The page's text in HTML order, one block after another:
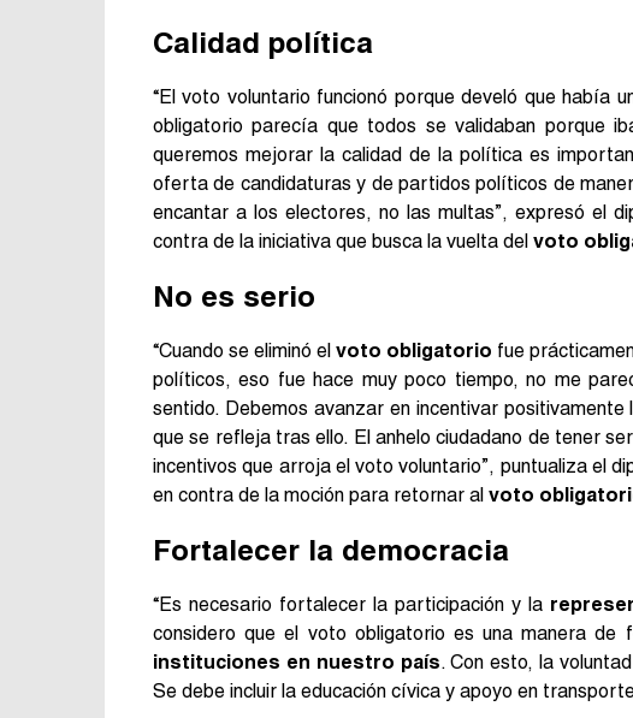
Calidad política
“El voto voluntario funcionó porque develó que había
obligatorio parecía que todos se validaban porque
queremos mejorar la calidad de la política es
oferta de candidaturas y de partidos políticos de
encantar a los electores, no las multas”, expresó el
contra de la iniciativa que busca la vuelta del voto
No es serio
“Cuando se eliminó el voto obligatorio fue
políticos, eso fue hace muy poco tiempo, no me
sentido. Debemos avanzar en incentivar
que se refleja tras ello. El anhelo ciudadano de tener
incentivos que arroja el voto voluntario”, puntualiza el
en contra de la moción para retornar al voto
Fortalecer la democracia
“Es necesario fortalecer la participación y la
considero que el voto obligatorio es una manera de
instituciones en nuestro país. Con esto, la
Se debe incluir la educación cívica y apoyo en